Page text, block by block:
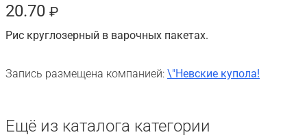
20.70 ₽
Рис круглозерный в варочных пакетах.
Запись размещена компанией: \"Невские купола!
Ещё из каталога категории